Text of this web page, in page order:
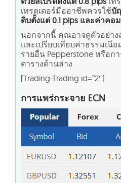
เทรดเดอร์มืออาชีพควรใช้บั
ดิบตั้งแต่ 0.1 pips และค่าคอ
นอกจากนี้ คุณอาจดูตัวอย่าง
และเปรียบเทียบค่าธรรมเนี
รายอื่น Pepperstone หรือก
ตารางด้านล่าง
[Trading-Trading id=”2″]
การแพร่กระจาย ECN